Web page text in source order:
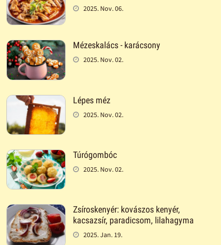
2025. Nov. 06.
Mézeskalács - karácsony
2025. Nov. 02.
Lépes méz
2025. Nov. 02.
Túrógombóc
2025. Nov. 02.
Zsíroskenyér: kovászos kenyér,
kacsazsír, paradicsom, lilahagyma
2025. Jan. 19.